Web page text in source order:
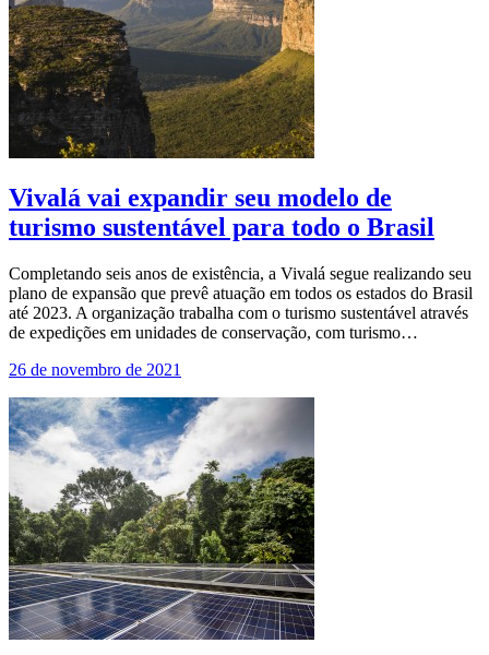
Vivalá vai expandir seu modelo de
turismo sustentável para todo o Brasil
Completando seis anos de existência, a Vivalá segue realizando seu
plano de expansão que prevê atuação em todos os estados do Brasil
até 2023. A organização trabalha com o turismo sustentável através
de expedições em unidades de conservação, com turismo…
26 de novembro de 2021